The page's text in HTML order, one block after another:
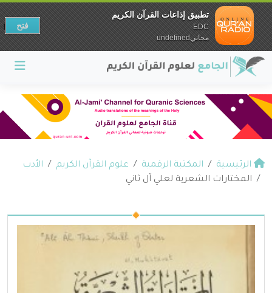
الرئيسية المكتبة الرقمية علوم القرآن الكريم
الأدب
المختارات الشعرية لعلي آل ثاني
تطبيق إذاعات القرآن الكريم
EDC
مجانيundefined
فتح